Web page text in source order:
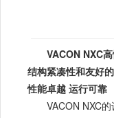
VACON NXC
结构紧凑性和友好
性能卓越 运行可靠
VACON NXC